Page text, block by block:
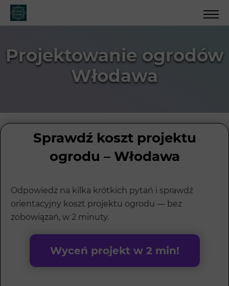
Projektowanie ogrodów
Włodawa
Sprawdź koszt projektu
ogrodu – Włodawa
Odpowiedz na kilka krótkich pytań i sprawdź
orientacyjny koszt projektu ogrodu — bez
zobowiązań, w 2 minuty.
Wyceń projekt w 2 min!